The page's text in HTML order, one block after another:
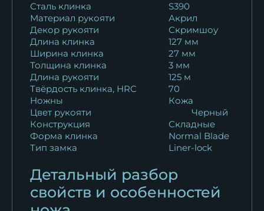
Сталь клинка
S390
Материал рукояти
Акрил
Декор рукояти
Скримшоу
Длина клинка
127 мм
Ширина клинка
27 мм
Толщина клинка
3 мм
Длина рукояти
125 м
Твёрдость клинка, HRC
70
Ножны
Кожа
Цвет рукояти
Черный
Конструкция
Складные
Форма клинка
Normal Blade
Тип замка
Liner-lock
Детальный разбор
свойств и особенностей